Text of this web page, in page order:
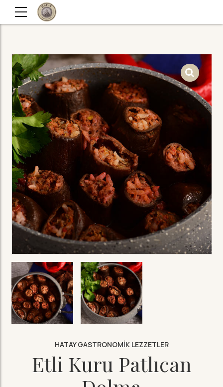
HATAY GASTRONOMIK LEZZETLER
Etli Kuru Patlıcan